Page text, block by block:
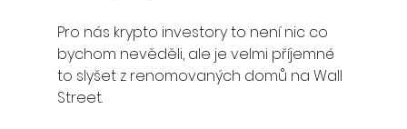
Pro nás krypto investory to není nic co
bychom nevěděli, ale je velmi příjemné
to slyšet z renomovaných domů na Wall
Street.